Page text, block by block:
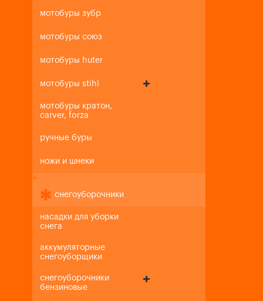
мотобуры зубр
мотобуры союз
мотобуры huter
мотобуры stihl
мотобуры кратон,
carver, forza
ручные буры
ножи и шнеки
+-
снегоуборочники
насадки для уборки
снега
аккумуляторные
снегоуборщики
снегоуборочники
бензиновые